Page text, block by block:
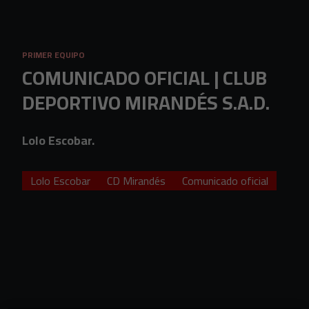
PRIMER EQUIPO
COMUNICADO OFICIAL | CLUB
DEPORTIVO MIRANDÉS S.A.D.
Lolo Escobar.
Lolo Escobar CD Mirandés Comunicado oficial